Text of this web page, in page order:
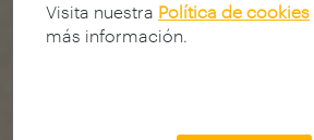
Visita nuestra Política de cookies
más información.